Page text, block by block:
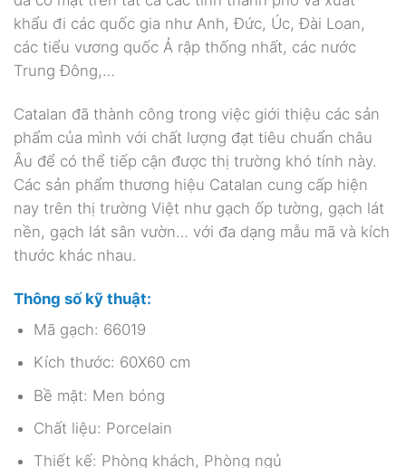
khẩu đi các quốc gia như Anh, Đức, Úc, Đài Loan,
các tiểu vương quốc Ả rập thống nhất, các nước
Trung Đông,…
Catalan đã thành công trong việc giới thiệu các sản
phẩm của mình với chất lượng đạt tiêu chuẩn châu
Âu để có thể tiếp cận được thị trường khó tính này.
Các sản phẩm thương hiệu Catalan cung cấp hiện
nay trên thị trường Việt như gạch ốp tường, gạch lát
nền, gạch lát sân vườn… với đa dạng mẫu mã và kích
thước khác nhau.
Thông số kỹ thuật:
Mã gạch: 66019
Kích thước: 60X60 cm
Bề mặt: Men bóng
Chất liệu: Porcelain
Thiết kế: Phòng khách, Phòng ngủ